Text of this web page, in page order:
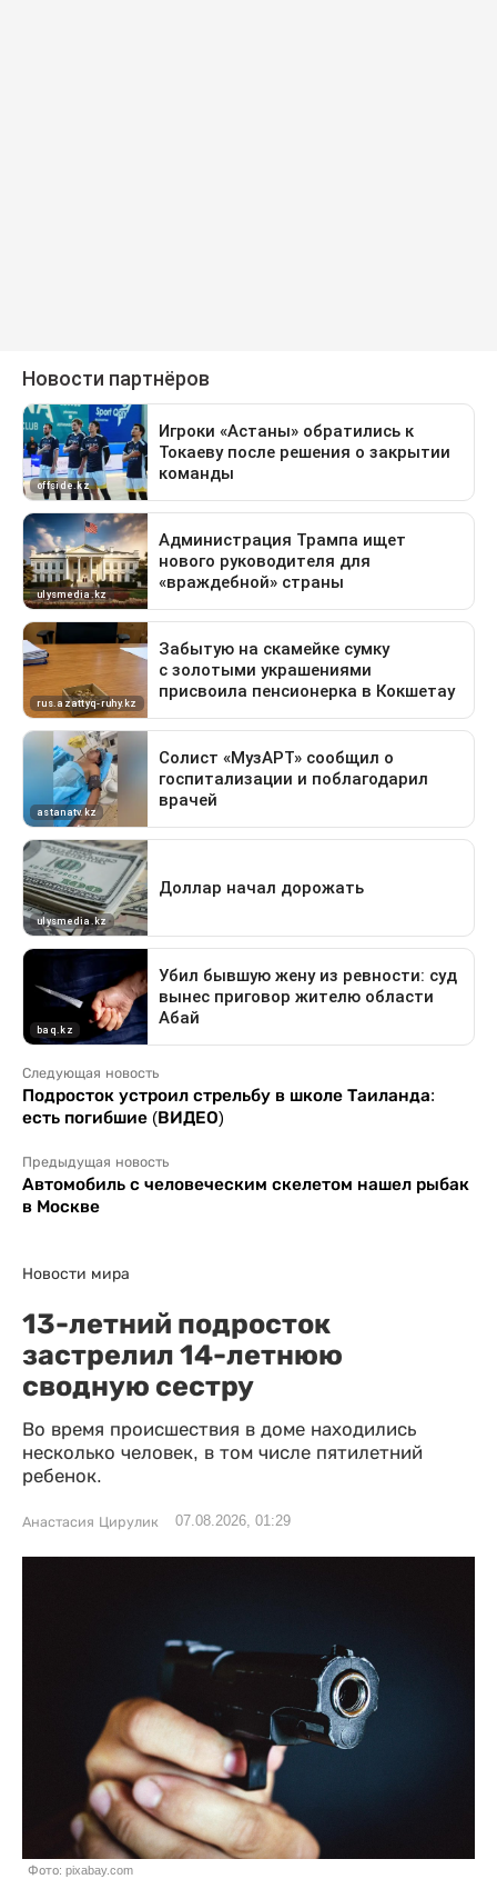
Следующая новость
Подросток устроил стрельбу в школе Таиланда:
есть погибшие (ВИДЕО)
Предыдущая новость
Автомобиль с человеческим скелетом нашел рыбак
в Москве
Новости мира
13-летний подросток
застрелил 14-летнюю
сводную сестру
Во время происшествия в доме находились
несколько человек, в том числе пятилетний
ребенок.
Анастасия Цирулик 07.08.2026, 01:29
Фото: pixabay.com